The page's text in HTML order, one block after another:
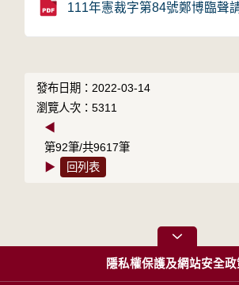
111年憲裁字第84號鄭博臨聲
發布日期：2022-03-14
瀏覽人次：5311
◀
第92筆/共9617筆
▶
回列表
隱私權保護及網站安全政